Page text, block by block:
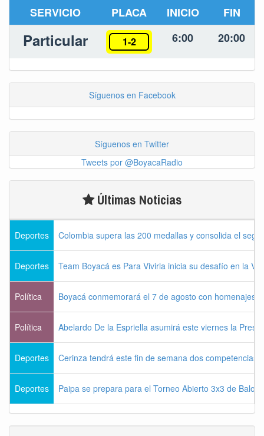
SERVICIO PLACA INICIO FIN
Particular 1-2 6:00 20:00
Síguenos en Facebook
Síguenos en Twitter
Tweets por @BoyacaRadio
Últimas Noticias
Deportes Colombia supera las 200 medallas y consolida el
Deportes Team Boyacá es Para Vivirla inicia su desafío en la
Política Boyacá conmemorará el 7 de agosto con homenajes
Política Abelardo De la Espriella asumirá este viernes la
Deportes Cerinza tendrá este fin de semana dos competencias
Deportes Paipa se prepara para el Torneo Abierto 3x3 de